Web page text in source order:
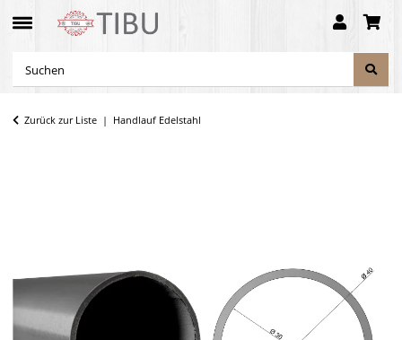
Zurück zur Liste Handlauf Edelstahl